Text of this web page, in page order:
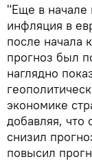
"Еще в начале
инфляция в
после начала
прогноз был
наглядно
экономике
добавляя, что
снизил
повысил